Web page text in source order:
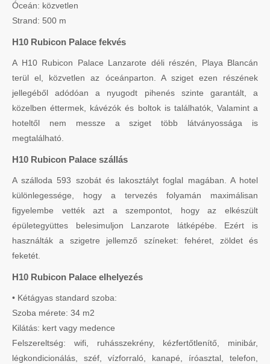
Óceán: közvetlen
Strand: 500 m
H10 Rubicon Palace fekvés
A H10 Rubicon Palace Lanzarote déli részén, Playa Blancán
terül el, közvetlen az óceánparton. A sziget ezen részének
jellegéből adódóan a nyugodt pihenés szinte garantált, a
közelben éttermek, kávézók és boltok is találhatók, Valamint a
hoteltől nem messze a sziget több látványossága is
megtalálható.
H10 Rubicon Palace szállás
A szálloda 593 szobát és lakosztályt foglal magában. A hotel
különlegessége, hogy a tervezés folyamán maximálisan
figyelembe vették azt a szempontot, hogy az elkészült
épületegyüttes belesimuljon Lanzarote látképébe. Ezért is
használták a szigetre jellemző színeket: fehéret, zöldet és
feketét.
H10 Rubicon Palace elhelyezés
• Kétágyas standard szoba:
Szoba mérete: 34 m2
Kilátás: kert vagy medence
Felszereltség: wifi, ruhásszekrény, kézfertőtlenítő, minibár,
légkondicionálás, széf, vízforraló, kanapé, íróasztal, telefon,